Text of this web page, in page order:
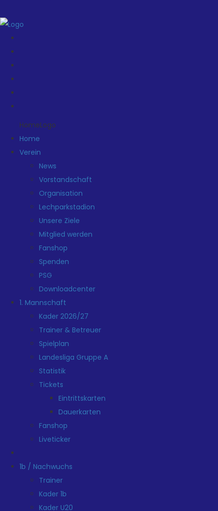
HomeLogo
Home
Verein
News
Vorstandschaft
Organisation
Lechparkstadion
Unsere Ziele
Mitglied werden
Fanshop
Spenden
PSG
Downloadcenter
1. Mannschaft
Kader 2026/27
Trainer & Betreuer
Spielplan
Landesliga Gruppe A
Statistik
Tickets
Eintrittskarten
Dauerkarten
Fanshop
Liveticker
1b / Nachwuchs
Trainer
Kader 1b
Kader U20